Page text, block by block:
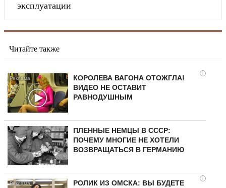
эксплуатации
Читайте также
i
КОРОЛЕВА ВАГОНА ОТОЖГЛА!
ВИДЕО НЕ ОСТАВИТ
РАВНОДУШНЫМ
ПЛЕННЫЕ НЕМЦЫ В СССР:
ПОЧЕМУ МНОГИЕ НЕ ХОТЕЛИ
ВОЗВРАЩАТЬСЯ В ГЕРМАНИЮ
i
РОЛИК ИЗ ОМСКА: ВЫ БУДЕТЕ